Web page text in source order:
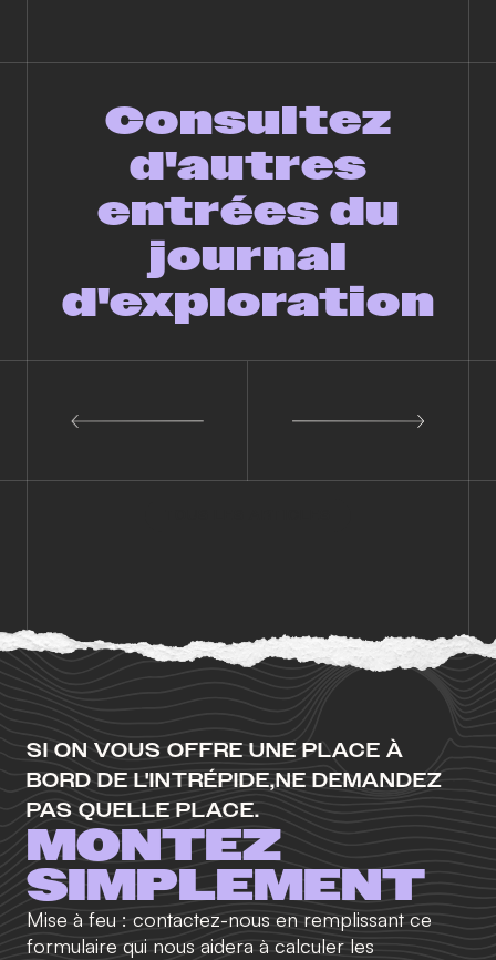
Consultez
d'autres
entrées du
journal
d'exploration
SI ON VOUS OFFRE UNE PLACE À
BORD DE L'INTRÉPIDE,NE DEMANDEZ
PAS QUELLE PLACE.
MONTEZ
SIMPLEMENT
Mise à feu : contactez-nous en remplissant ce
formulaire qui nous aidera à calculer les